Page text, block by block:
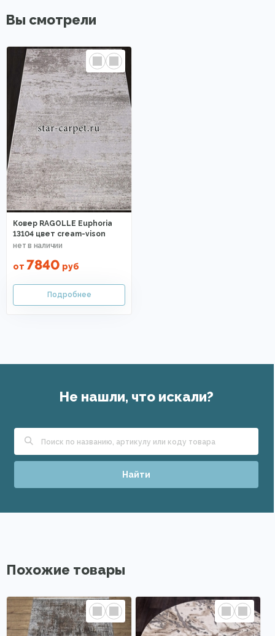
Вы смотрели
Ковер RAGOLLE Euphoria
13104 цвет cream-vison
от 7840 руб
Не нашли, что искали?
Найти
Похожие товары